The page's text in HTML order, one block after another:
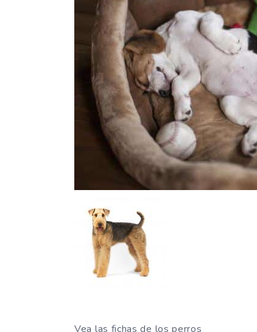
Vea las fichas de los perros